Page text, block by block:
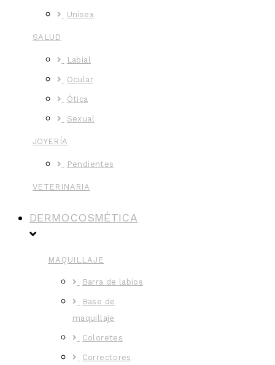
Unisex
SALUD
Labial
Ocular
Ótica
Sexual
JOYERÍA
Pendientes
VETERINARIA
DERMOCOSMÉTICA
MAQUILLAJE
Barra de labios
Base de
maquillaje
Coloretes
Correctores